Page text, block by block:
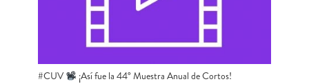
#CUV ​ ​ ¡Así fue la 44° Muestra Anual de Cortos!